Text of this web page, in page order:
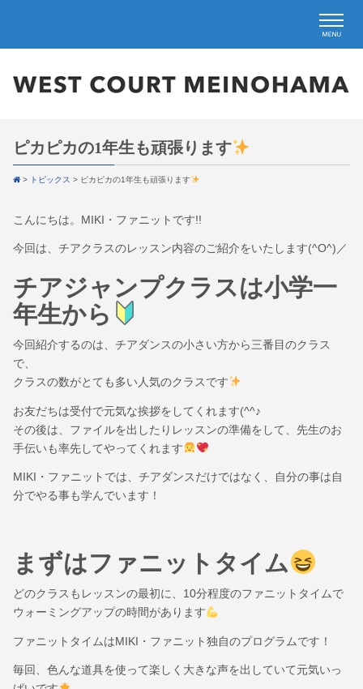
ピカピカの1年生も頑張ります
> トピックス > ピカピカの1年生も頑張ります
こんにちは。MIKI・ファニットです!!
今回は、チアクラスのレッスン内容のご紹介をいたします(^O^)／
チアジャンプクラスは小学一
年生から
今回紹介するのは、チアダンスの小さい方から三番目のクラス
で、
クラスの数がとても多い人気のクラスです
お友だちは受付で元気な挨拶をしてくれます(^^♪
その後は、ファイルを出したりレッスンの準備をして、先生のお
手伝いも率先してやってくれます
MIKI・ファニットでは、チアダンスだけではなく、自分の事は自
分でやる事も学んでいます！
まずはファニットタイム
どのクラスもレッスンの最初に、10分程度のファニットタイムで
ウォーミングアップの時間があります
ファニットタイムはMIKI・ファニット独自のプログラムです！
毎回、色んな道具を使って楽しく大きな声を出していて元気いっ